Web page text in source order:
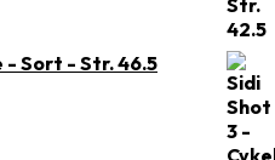
- Sort - Str. 46.5